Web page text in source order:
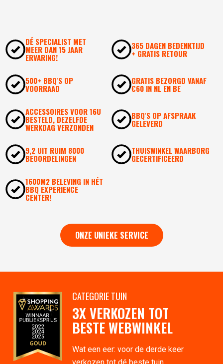
DÉ SPECIALIST MET
MEER DAN 15 JAAR
ERVARING!
365 DAGEN BEDENKTIJD
+ GRATIS RETOUR
500+ BBQ'S OP
VOORRAAD
GRATIS BEZORGD VANAF
€60 IN NL EN BE
ACCESSOIRES VOOR 16U
BESTELD, DEZELFDE
WERKDAG VERZONDEN
BBQ'S OP AFSPRAAK
GELEVERD
9,2 UIT RUIM 8000
BEOORDELINGEN
THUISWINKEL WAARBORG
GECERTIFICEERD
1600M2 BELEVING IN HÉT
BBQ EXPERIENCE
CENTER!
ONZE UNIEKE SERVICE
CATEGORIE TUIN
3X VERKOZEN TOT
BESTE WEBWINKEL
Wat een eer: voor de derde keer